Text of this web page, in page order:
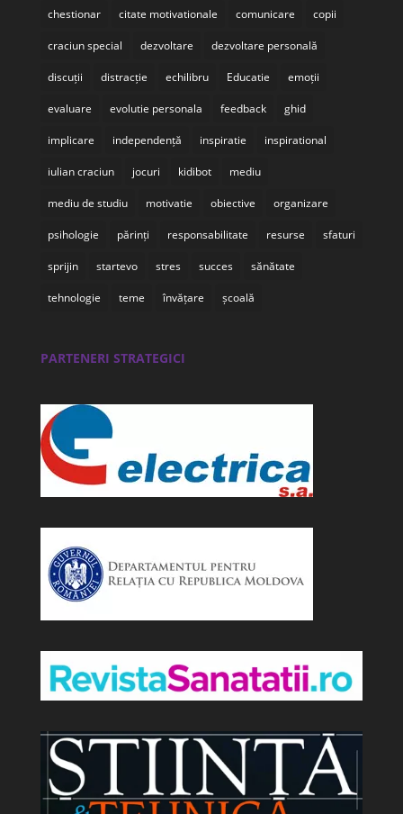
chestionar citate motivationale comunicare copii
craciun special dezvoltare dezvoltare personală
discuții distracție echilibru Educatie emoții
evaluare evolutie personala feedback ghid
implicare independență inspiratie inspirational
iulian craciun jocuri kidibot mediu
mediu de studiu motivatie obiective organizare
psihologie părinți responsabilitate resurse sfaturi
sprijin startevo stres succes sănătate
tehnologie teme învățare școală
PARTENERI STRATEGICI